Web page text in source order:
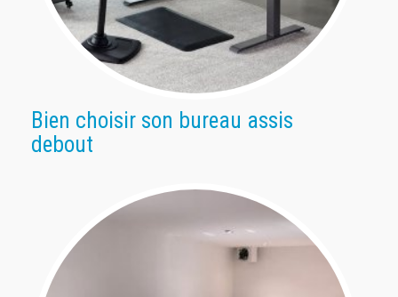
Bien choisir son bureau assis
debout